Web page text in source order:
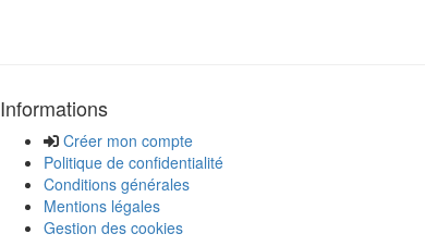
Informations
Créer mon compte
Politique de confidentialité
Conditions générales
Mentions légales
Gestion des cookies